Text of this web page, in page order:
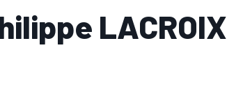
LACROIX